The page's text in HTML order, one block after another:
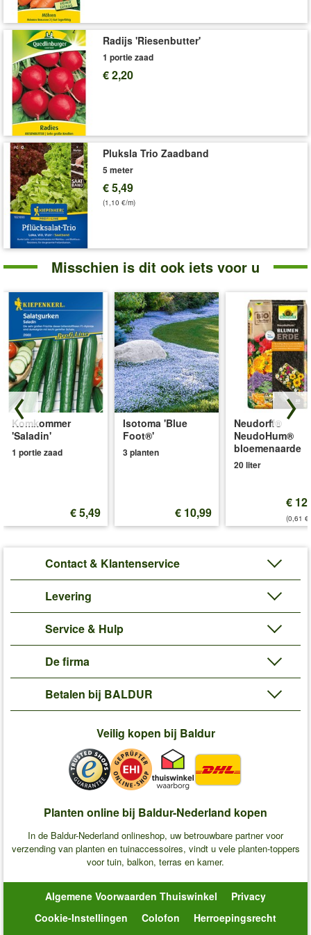
Radijs 'Riesenbutter'
1 portie zaad
€ 2,20
Pluksla Trio Zaadband
5 meter
€ 5,49
(1,10 €/m)
Misschien is dit ook iets voor u
Komkommer
'Saladin'
1 portie zaad
€ 5,49
Isotoma 'Blue
Foot®'
3 planten
€ 10,99
Neudorff®
NeudoHum®
bloemenaarde
20 liter
€
(0,61
Contact & Klantenservice
Levering
Service & Hulp
De firma
Betalen bij BALDUR
Veilig kopen bij Baldur
Planten online bij Baldur-Nederland kopen
In de Baldur-Nederland onlineshop, uw betrouwbare partner voor
verzending van planten en tuinaccessoires, vindt u vele planten-toppers
voor tuin, balkon, terras en kamer.
Algemene Voorwaarden Thuiswinkel
Privacy
Cookie-Instellingen
Colofon
Herroepingsrecht